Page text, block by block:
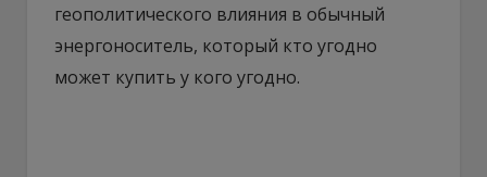
геополитического влияния в обычный
энергоноситель, который кто угодно
может купить у кого угодно.